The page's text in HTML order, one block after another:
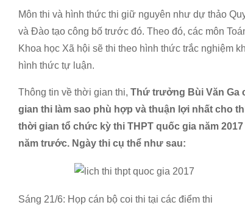
Môn thi và hình thức thi giữ nguyên như dự thảo
và Đào tạo công bố trước đó. Theo đó, các môn
Khoa học Xã hội sẽ thi theo hình thức trắc nghiệm
hình thức tự luận.
Thông tin về thời gian thi, Thứ trưởng Bùi Văn Ga
gian thi làm sao phù hợp và thuận lợi nhất cho
thời gian tổ chức kỳ thi THPT quốc gia năm
năm trước. Ngày thi cụ thể như sau:
Sáng 21/6: Họp cán bộ coi thi tại các điểm thi